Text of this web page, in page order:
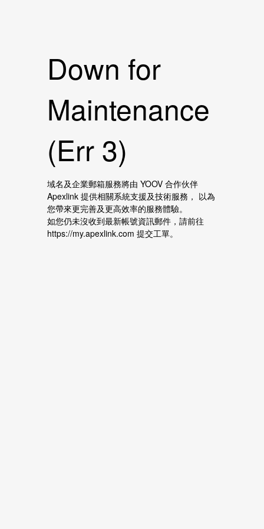
Down for
Maintenance
(Err 3)
域名及企業郵箱服務將由 YOOV 合作伙伴
Apexlink 提供相關系統支援及技術服務， 以為
您帶來更完善及更高效率的服務體驗。
如您仍未沒收到最新帳號資訊郵件，請前往
https://my.apexlink.com 提交工單。